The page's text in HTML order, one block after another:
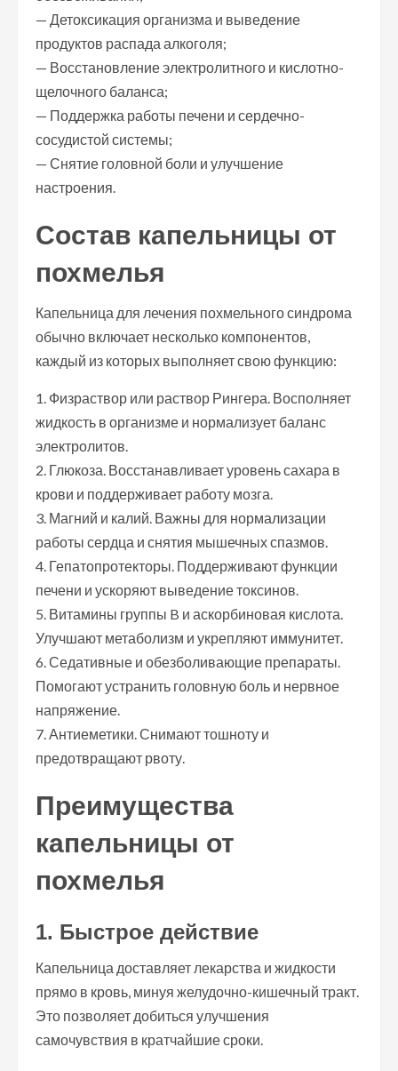
— Детоксикация организма и выведение
продуктов распада алкоголя;
— Восстановление электролитного и кислотно-
щелочного баланса;
— Поддержка работы печени и сердечно-
сосудистой системы;
— Снятие головной боли и улучшение
настроения.
Состав капельницы от
похмелья
Капельница для лечения похмельного синдрома
обычно включает несколько компонентов,
каждый из которых выполняет свою функцию:
1. Физраствор или раствор Рингера. Восполняет
жидкость в организме и нормализует баланс
электролитов.
2. Глюкоза. Восстанавливает уровень сахара в
крови и поддерживает работу мозга.
3. Магний и калий. Важны для нормализации
работы сердца и снятия мышечных спазмов.
4. Гепатопротекторы. Поддерживают функции
печени и ускоряют выведение токсинов.
5. Витамины группы B и аскорбиновая кислота.
Улучшают метаболизм и укрепляют иммунитет.
6. Седативные и обезболивающие препараты.
Помогают устранить головную боль и нервное
напряжение.
7. Антиеметики. Снимают тошноту и
предотвращают рвоту.
Преимущества
капельницы от
похмелья
1. Быстрое действие
Капельница доставляет лекарства и жидкости
прямо в кровь, минуя желудочно-кишечный тракт.
Это позволяет добиться улучшения
самочувствия в кратчайшие сроки.